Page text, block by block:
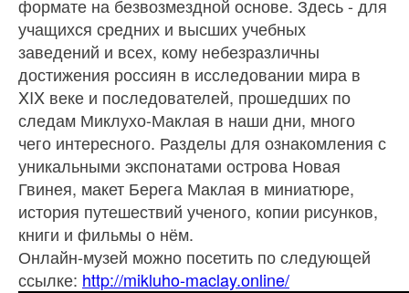
формате на безвозмездной основе. Здесь - для
учащихся средних и высших учебных
заведений и всех, кому небезразличны
достижения россиян в исследовании мира в
XIX веке и последователей, прошедших по
следам Миклухо-Маклая в наши дни, много
чего интересного. Разделы для ознакомления с
уникальными экспонатами острова Новая
Гвинея, макет Берега Маклая в миниатюре,
история путешествий ученого, копии рисунков,
книги и фильмы о нём.
Онлайн-музей можно посетить по следующей
ссылке: http://mikluho-maclay.online/